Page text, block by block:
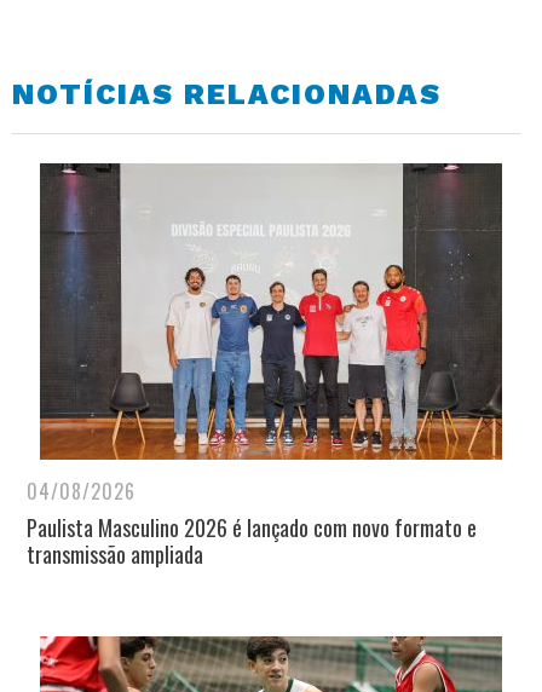
NOTÍCIAS RELACIONADAS
04/08/2026
Paulista Masculino 2026 é lançado com novo formato e
transmissão ampliada